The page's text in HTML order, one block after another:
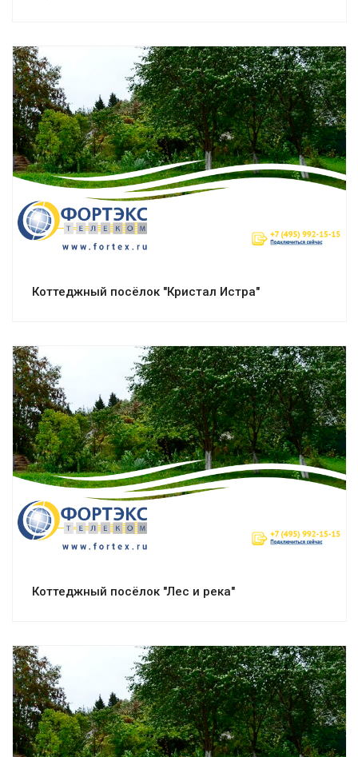
Смотреть проект
Коттеджный посёлок "Кристал Истра"
Смотреть проект
Коттеджный посёлок "Лес и река"